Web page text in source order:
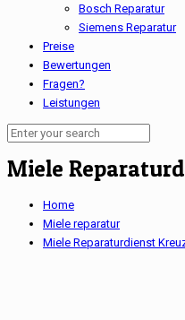
Bosch Reparatur
Siemens Reparatur
Preise
Bewertungen
Fragen?
Leistungen
Miele
Home
Miele reparatur
Miele Reparaturdienst